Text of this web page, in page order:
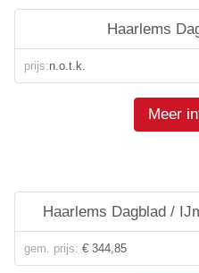
Haarlems
prijs:n.o.t.k.
Meer
Haarlems Dagblad /
gem. prijs: € 344,85